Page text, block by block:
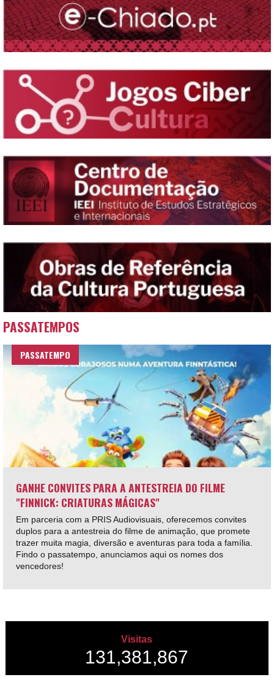
PASSATEMPOS
PASSATEMPO
GANHE CONVITES PARA A ANTESTREIA DO FILME
"FINNICK: CRIATURAS MÁGICAS"
Em parceria com a PRIS Audiovisuais, oferecemos convites
duplos para a antestreia do filme de animação, que promete
trazer muita magia, diversão e aventuras para toda a família.
Findo o passatempo, anunciamos aqui os nomes dos
vencedores!
Visitas
131,381,867